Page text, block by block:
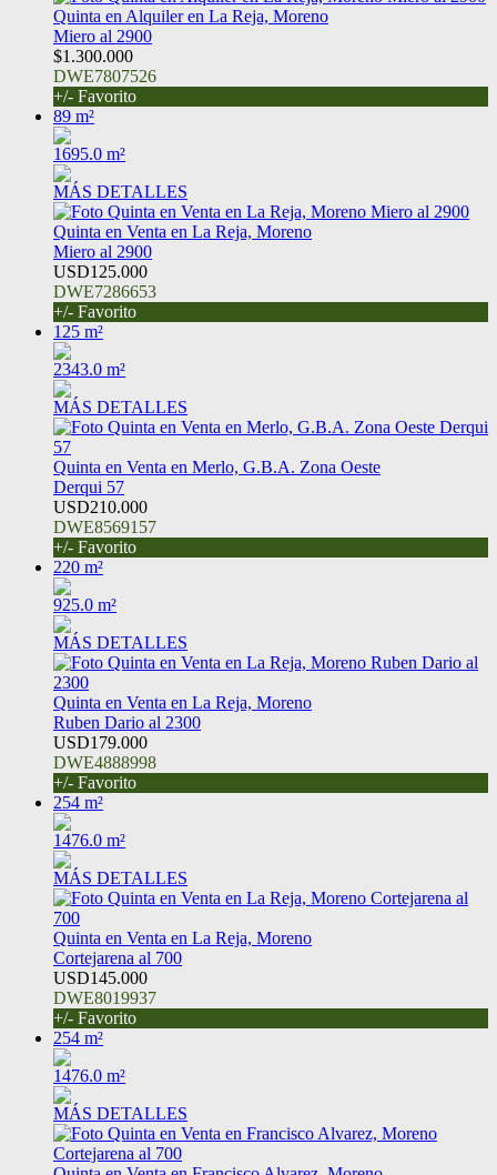
Quinta en Alquiler en La Reja, Moreno
Miero al 2900
$1.300.000
DWE7807526
+/- Favorito
89 m²
1695.0 m²
MÁS DETALLES
Quinta en Venta en La Reja, Moreno
Miero al 2900
USD125.000
DWE7286653
+/- Favorito
125 m²
2343.0 m²
MÁS DETALLES
Quinta en Venta en Merlo, G.B.A. Zona Oeste
Derqui 57
USD210.000
DWE8569157
+/- Favorito
220 m²
925.0 m²
MÁS DETALLES
Quinta en Venta en La Reja, Moreno
Ruben Dario al 2300
USD179.000
DWE4888998
+/- Favorito
254 m²
1476.0 m²
MÁS DETALLES
Quinta en Venta en La Reja, Moreno
Cortejarena al 700
USD145.000
DWE8019937
+/- Favorito
254 m²
1476.0 m²
MÁS DETALLES